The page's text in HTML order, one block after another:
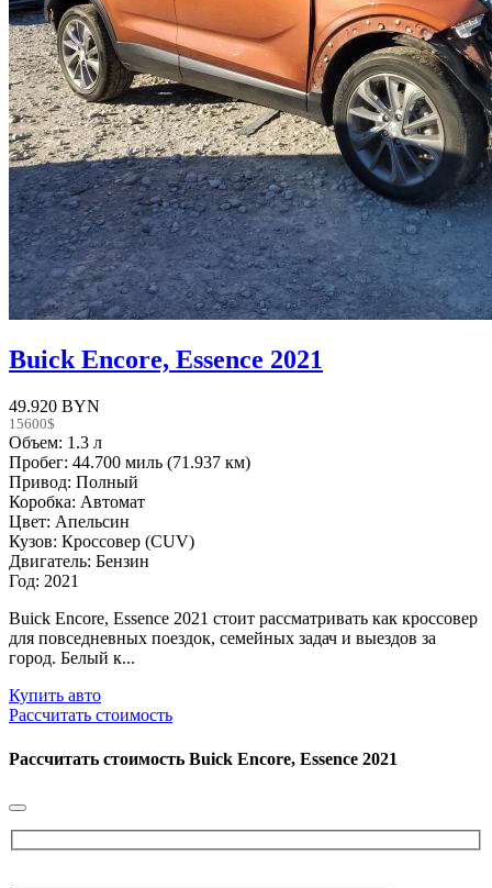
Buick Encore, Essence 2021
49.920 BYN
15600$
Объем: 1.3 л
Пробег: 44.700 миль (71.937 км)
Привод: Полный
Коробка: Автомат
Цвет: Апельсин
Кузов: Кроссовер (CUV)
Двигатель: Бензин
Год: 2021
Buick Encore, Essence 2021 стоит рассматривать как кроссовер
для повседневных поездок, семейных задач и выездов за
город. Белый к...
Купить авто
Рассчитать стоимость
Рассчитать стоимость Buick Encore, Essence 2021